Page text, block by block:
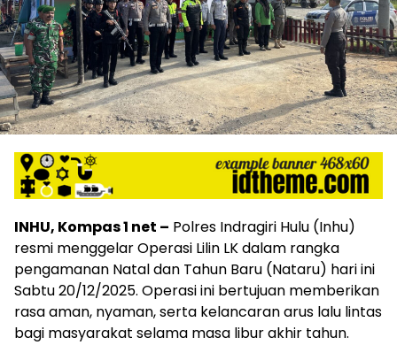
INHU, Kompas 1 net – Polres Indragiri Hulu (Inhu)
resmi menggelar Operasi Lilin LK dalam rangka
pengamanan Natal dan Tahun Baru (Nataru) hari ini
Sabtu 20/12/2025. Operasi ini bertujuan memberikan
rasa aman, nyaman, serta kelancaran arus lalu lintas
bagi masyarakat selama masa libur akhir tahun.